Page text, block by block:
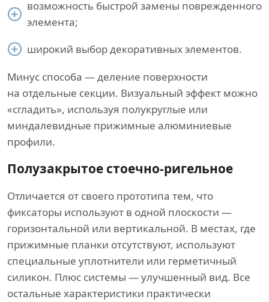
возможность быстрой замены поврежденного
элемента;
широкий выбор декоративных элементов.
Минус способа — деление поверхности
на отдельные секции. Визуальный эффект можно
«сгладить», используя полукруглые или
миндалевидные прижимные алюминиевые
профили.
Полузакрытое стоечно-ригельное
Отличается от своего прототипа тем, что
фиксаторы используют в одной плоскости —
горизонтальной или вертикальной. В местах, где
прижимные планки отсутствуют, используют
специальные уплотнители или герметичный
силикон. Плюс системы — улучшенный вид. Все
остальные характеристики практически